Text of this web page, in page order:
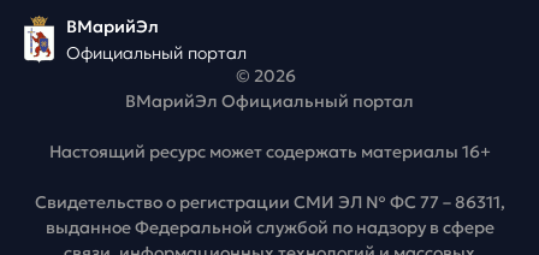
ВМарийЭл
Официальный портал
© 2026
ВМарийЭл Официальный портал
Настоящий ресурс может содержать материалы 16+
Свидетельство о регистрации СМИ ЭЛ № ФС 77 – 86311,
выданное Федеральной службой по надзору в сфере